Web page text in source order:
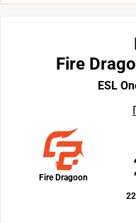
Fire
ESL
Fire Dragoon